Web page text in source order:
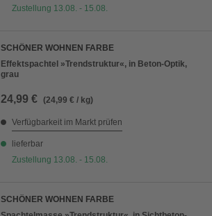
Zustellung 13.08. - 15.08.
SCHÖNER WOHNEN FARBE
Effektspachtel »Trendstruktur«, in Beton-Optik,
grau
24,99 € (24,99 € / kg)
Verfügbarkeit im Markt prüfen
lieferbar
Zustellung 13.08. - 15.08.
SCHÖNER WOHNEN FARBE